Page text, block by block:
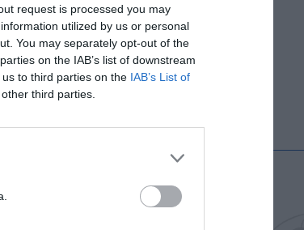
request is processed you may
utilized by us or personal
You may separately opt-out of the
on the IAB’s list of downstream
to third parties on the IAB’s List of
third parties.